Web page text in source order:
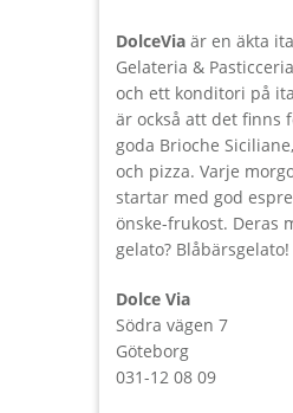
DolceVia är en äkta
Gelateria &
och ett konditori på
är också att det finns
goda Brioche
och pizza. Varje
startar med god
önske-frukost. Deras
gelato? Blåbärsgelato!
Dolce Via
Södra vägen 7
Göteborg
031-12 08 09